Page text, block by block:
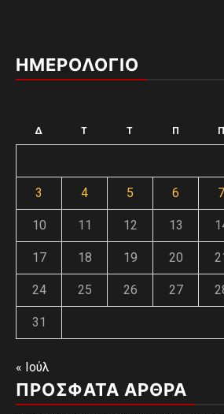
ΗΜΕΡΟΛΟΓΙΟ
Δ Τ Τ Π Π
3 4 5 6 7
10 11 12 13
17 18 19 20
24 25 26 27
31
« Ιούλ
ΠΡΌΣΦΑΤΑ ΆΡΘΡΑ